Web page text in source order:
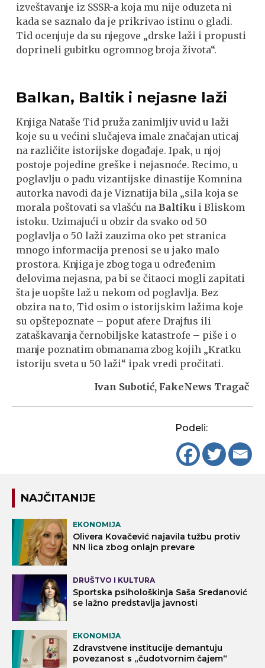
izveštavanje iz SSSR-a koja mu nije oduzeta ni
kada se saznalo da je prikrivao istinu o gladi.
Tid ocenjuje da su njegove „drske laži i propusti
doprineli gubitku ogromnog broja života“.
Balkan, Baltik i nejasne laži
Knjiga Nataše Tid pruža zanimljiv uvid u laži
koje su u većini slučajeva imale značajan uticaj
na različite istorijske događaje. Ipak, u njoj
postoje pojedine greške i nejasnoće. Recimo, u
poglavlju o padu vizantijske dinastije Komnina
autorka navodi da je Viznatija bila „sila koja se
morala poštovati sa vlašću naBaltiku i Bliskom
istoku. Uzimajući u obzir da svako od 50
poglavlja o 50 laži zauzima oko pet stranica
mnogo informacija prenosi se u jako malo
prostora. Knjiga je zbog toga u određenim
delovima nejasna, pa bi se čitaoci mogli zapitati
šta je uopšte laž u nekom od poglavlja. Bez
obzira na to, Tid osim o istorijskim lažima koje
su opštepoznate – poput afere Drajfus ili
zataškavanja černobiljske katastrofe – piše i o
manje poznatim obmanama zbog kojih „Kratku
istoriju sveta u 50 laži“ ipak vredi pročitati.
Ivan Subotić, FakeNews Tragač
Podeli:
NAJČITANIJE
EKONOMIJA
Olivera Kovačević najavila tužbu protiv
NN lica zbog onlajn prevare
DRUŠTVO I KULTURA
Sportska psihološkinja Saša Sredanović
se lažno predstavlja javnosti
EKONOMIJA
Zdravstvene institucije demantuju
povezanost s „čudotvornim čajem“